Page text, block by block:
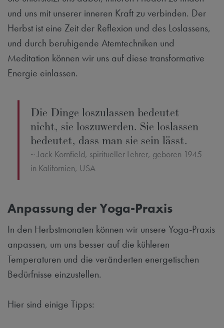
und uns mit unserer inneren Kraft zu verbinden. Der
Herbst ist eine Zeit der Reflexion und des Loslassens,
und durch beruhigende Atemtechniken und
Meditation können wir uns auf diese transformative
Energie einlassen.
Die Dinge loszulassen bedeutet
nicht, sie loszuwerden. Sie loslassen
bedeutet, dass man sie sein lässt.
Jack Kornfield, spiritueller Lehrer, geboren 1945
in Kalifornien, USA
Anpassung der Yoga-Praxis
In den Herbstmonaten können wir unsere Yoga-Praxis
anpassen, um uns besser auf die kühleren
Temperaturen und die veränderten energetischen
Bedürfnisse einzustellen.
Hier sind einige Tipps: